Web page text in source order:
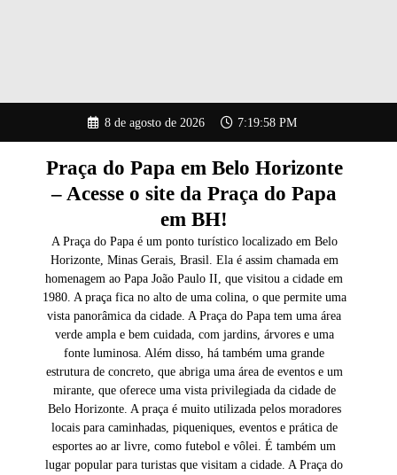
o
8 de agosto de 2026 7:19:59 PM
Praça do Papa em Belo Horizonte
– Acesse o site da Praça do Papa
em BH!
A Praça do Papa é um ponto turístico localizado em Belo
Horizonte, Minas Gerais, Brasil. Ela é assim chamada em
homenagem ao Papa João Paulo II, que visitou a cidade em
1980. A praça fica no alto de uma colina, o que permite uma
vista panorâmica da cidade. A Praça do Papa tem uma área
verde ampla e bem cuidada, com jardins, árvores e uma
fonte luminosa. Além disso, há também uma grande
estrutura de concreto, que abriga uma área de eventos e um
mirante, que oferece uma vista privilegiada da cidade de
Belo Horizonte. A praça é muito utilizada pelos moradores
locais para caminhadas, piqueniques, eventos e prática de
esportes ao ar livre, como futebol e vôlei. É também um
lugar popular para turistas que visitam a cidade. A Praça do